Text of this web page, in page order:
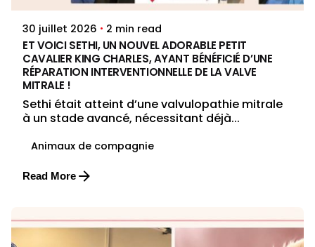
30 juillet 2026 2 min read
ET VOICI SETHI, UN NOUVEL ADORABLE PETIT
CAVALIER KING CHARLES, AYANT BÉNÉFICIÉ D’UNE
RÉPARATION INTERVENTIONNELLE DE LA VALVE
MITRALE !
Sethi était atteint d’une valvulopathie mitrale
à un stade avancé, nécessitant déjà...
Animaux de compagnie
Read More